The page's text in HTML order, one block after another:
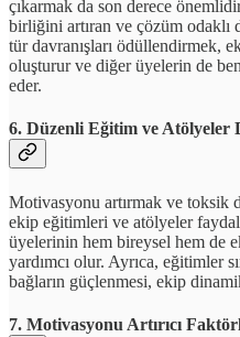
çıkarmak da son derece
birliğini artıran ve çözüm
tür davranışları ödüllendirmek,
oluşturur ve diğer üyelerin de
eder.
6. Düzenli Eğitim ve Atölyeler
Motivasyonu artırmak ve toksik
ekip eğitimleri ve atölyeler
üyelerinin hem bireysel hem de
yardımcı olur. Ayrıca, eğitimler
bağların güçlenmesi, ekip
7. Motivasyonu Artırıcı